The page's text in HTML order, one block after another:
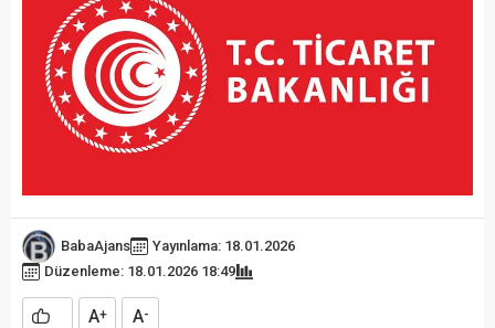
BabaAjans
Yayınlama: 18.01.2026
Düzenleme: 18.01.2026 18:49
A+ A-